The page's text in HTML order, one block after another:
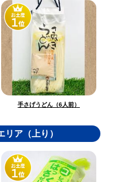
手さげうどん（6人前）
リア（上り）